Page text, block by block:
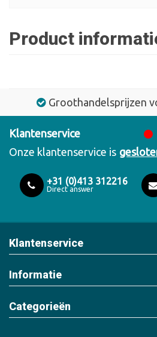
Product
Groothandelsprijzen
Klantenservice
Onze klantenservice is
+31 (0)413 312216
Direct answer
Klantenservice
Informatie
Categorieën